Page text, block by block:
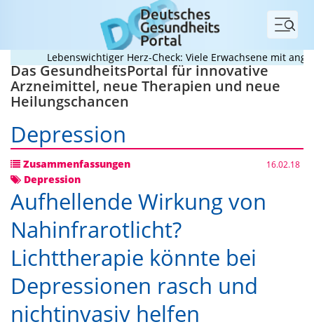
Menü
Lebenswichtiger Herz-Check: Viele Erwachsene mit
Das GesundheitsPortal für innovative
Arzneimittel, neue Therapien und neue
Heilungschancen
Depression
Zusammenfassungen 16.02.18
Depression
Aufhellende Wirkung von
Nahinfrarotlicht?
Lichttherapie könnte bei
Depressionen rasch und
nichtinvasiv helfen